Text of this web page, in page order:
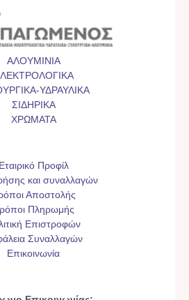
ΑΛΟΥΜΙΝΙΑ
ΥΔΡΑΥΛΙΚΑ
ΣΙΔΗΡΙΚΑ
ΧΡΩΜΑΤΑ
Εταιρικό Προφίλ
και συναλλαγών
Αποστολής
Πληρωμής
Επιστροφών
Συναλλαγών
Επικοινωνία